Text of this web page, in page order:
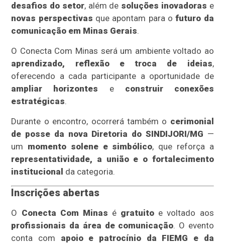
desafios do setor, além de soluções inovadoras e
novas perspectivas que apontam para ofuturo da
comunicação em Minas Gerais.
O Conecta Com Minas será um ambiente voltado ao
aprendizado, reflexão e troca de ideias,
oferecendo a cada participante a oportunidade de
ampliar horizontes e construir conexões
estratégicas.
Durante o encontro, ocorrerá também o cerimonial
de posse da nova Diretoria do SINDIJORI/MG —
um momento solene e simbólico, que reforça a
representatividade, a união e o fortalecimento
institucional da categoria.
Inscrições abertas
O Conecta Com Minas é gratuito e voltado aos
profissionais da área de comunicação. O evento
conta com apoio e patrocínio da FIEMG e da